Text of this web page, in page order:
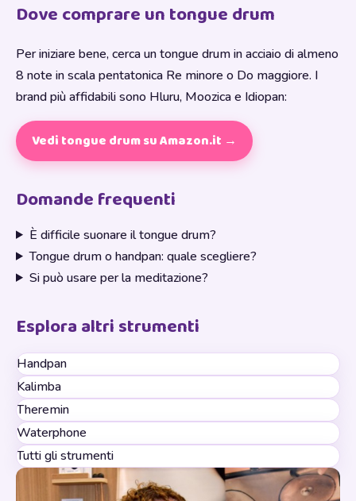
Dove comprare un tongue drum
Per iniziare bene, cerca un tongue drum in acciaio di almeno
8 note in scala pentatonica Re minore o Do maggiore. I
brand più affidabili sono Hluru, Moozica e Idiopan:
Vedi tongue drum su Amazon.it →
Domande frequenti
È difficile suonare il tongue drum?
Tongue drum o handpan: quale scegliere?
Si può usare per la meditazione?
Esplora altri strumenti
Handpan
Kalimba
Theremin
Waterphone
Tutti gli strumenti